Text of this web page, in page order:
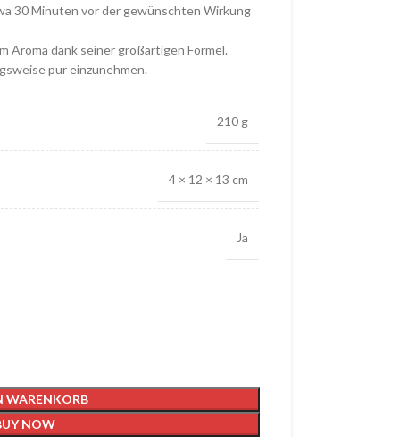
30 Minuten vor der gewünschten Wirkung
Aroma dank seiner großartigen Formel.
pur einzunehmen.
210 g
4 × 12 × 13 cm
Ja
WARENKORB
NOW